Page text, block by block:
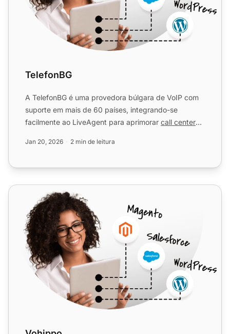
TelefonBG
A TelefonBG é uma provedora búlgara de VoIP com
suporte em mais de 60 países, integrando-se
facilmente ao LiveAgent para aprimorar call centers
Jan 20, 2026 2 min de leitura
Vohippo